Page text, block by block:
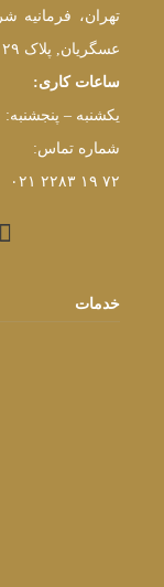
تهران، فرمانیه
عسگریان, پلاک ۲۹ سالن زیبایی ماکیاژ
ساعات کاری:
یکشنبه – پنجشنبه: ۱۰ صبح – ۶ عصر
شماره تماس:
۷۲ ۱۹ ۲۲۸۳ ۰۲۱
خدمات